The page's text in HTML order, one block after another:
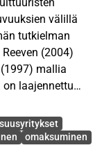
välillä
tutkielman
(2004)
mallia
laajennettu
Bairdin ym.
Poiketen
omaksuminen